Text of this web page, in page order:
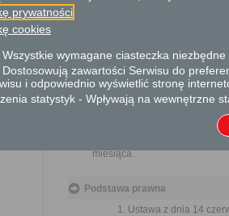
Przedmiotem skargi może
ich pracowników, naruszenie
spraw.
usprawnienie pracy i
Organ właściwy dla
miesiąca.
Podstawa prawna
Ustawa z dnia 14
prywatności
cookies
wymagane ciasteczka
Dostosowują zawartości Serwisu do
i odpowiednio wyświetlić stronę
statystyk - Wpływają na wewnętrzne